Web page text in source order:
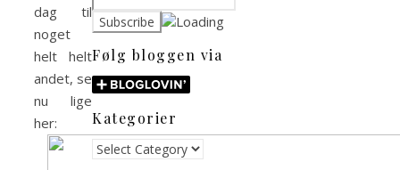
dag til
noget
helt helt
andet, se
nu lige
her:
Følg bloggen via
Kategorier
Kategorier